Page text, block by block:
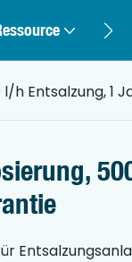
h Entsalzung, 1